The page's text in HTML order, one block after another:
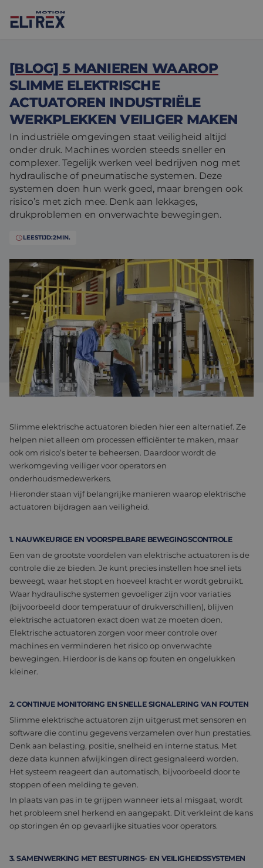
Onze oplossingen
Motoren
Drives & controllers
Mechanicals
Assemblage & Customizing
Markten
Agri-food
Intralogistics
Manufacturing
Defensie
Projecten
Merken
Over ons
Werken bij
[BLOG] 5 MANIEREN WAAROP
SLIMME ELEKTRISCHE
ACTUATOREN INDUSTRIËLE
WERKPLEKKEN VEILIGER MAKEN
In industriële omgevingen staat veiligheid altijd
onder druk. Machines worden steeds sneller en
complexer. Tegelijk werken veel bedrijven nog met
hydraulische of pneumatische systemen. Deze
systemen doen hun werk goed, maar brengen ook
risico’s met zich mee. Denk aan lekkages,
drukproblemen en onverwachte bewegingen.
LEESTIJD:2MIN.
Slimme elektrische actuatoren bieden hier een alternatief. Ze
helpen niet alleen om processen efficiënter te maken, maar
ook om risico’s beter te beheersen. Daardoor wordt de
werkomgeving veiliger voor operators en
onderhoudsmedewerkers.
Hieronder staan vijf belangrijke manieren waarop elektrische
actuatoren bijdragen aan veiligheid.
1. NAUWKEURIGE EN VOORSPELBARE BEWEGINGSCONTROLE
Een van de grootste voordelen van elektrische actuatoren is de
controle die ze bieden. Je kunt precies instellen hoe snel iets
beweegt, waar het stopt en hoeveel kracht er wordt gebruikt.
Waar hydraulische systemen gevoeliger zijn voor variaties
(bijvoorbeeld door temperatuur of drukverschillen), blijven
elektrische actuatoren exact doen wat ze moeten doen.
Elektrische actuatoren zorgen voor meer controle over
machines en verminderen het risico op onverwachte
bewegingen. Hierdoor is de kans op fouten en ongelukken
kleiner.
2. CONTINUE MONITORING EN SNELLE SIGNALERING VAN FOUTEN
Slimme elektrische actuatoren zijn uitgerust met sensoren en
software die continu gegevens verzamelen over hun prestaties.
Denk aan belasting, positie, snelheid en interne status. Met
deze data kunnen afwijkingen direct gesignaleerd worden.
Het systeem reageert dan automatisch, bijvoorbeeld door te
stoppen of een melding te geven.
In plaats van pas in te grijpen wanneer iets al misgaat, wordt
het probleem snel herkend en aangepakt. Dit verkleint de kans
op storingen én op gevaarlijke situaties voor operators.
3. SAMENWERKING MET BESTURINGS- EN VEILIGHEIDSSYSTEMEN